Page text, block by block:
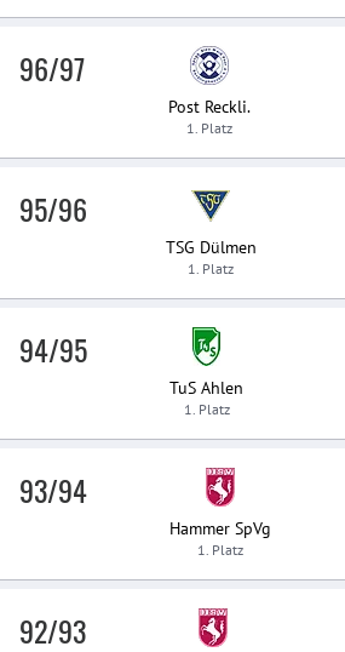
96/97
Post Reckli.
1. Platz
95/96
TSG Dülmen
1. Platz
94/95
TuS Ahlen
1. Platz
93/94
Hammer SpVg
1. Platz
92/93